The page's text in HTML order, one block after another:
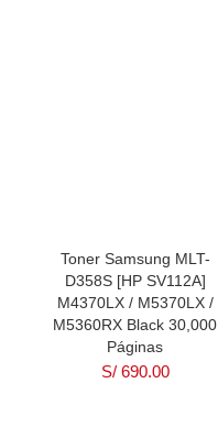
Toner Samsung MLT-
D358S [HP SV112A]
M4370LX / M5370LX /
M5360RX Black 30,000
Páginas
S/690.00